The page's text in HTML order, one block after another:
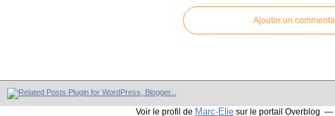
Ajouter un
Voir le profil de Marc-Elie sur le portail Overblog